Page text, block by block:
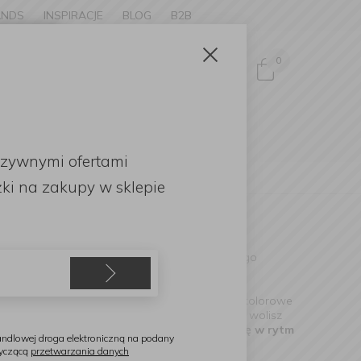
INSPIRACJE BLOG B2B
0
z przyjaciółmi na tarasie. Właśnie dlatego
delikatnych, klasycznych form po wyraziste, kolorowe
szkło o krystalicznej przejrzystości, czy wolisz
komplet, który najlepiej wpisze się w rytm
to
ofertami
na zakupy w sklepie
droga elektroniczną na podany
przetwarzania danych